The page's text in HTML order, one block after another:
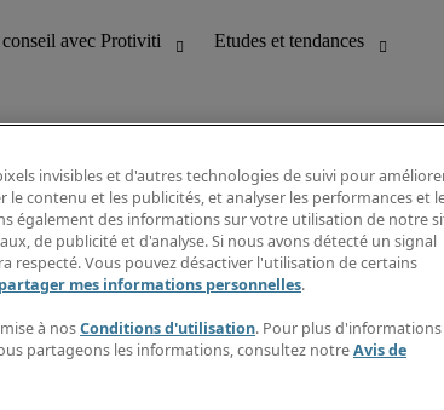
Etudes et tendances
Fiches métiers
Informations intérimaires
Centre d'information
invisibles et d'autres technologies de suivi pour
le contenu et les publicités, et analyser les performances et
également des informations sur votre utilisation de notre
de publicité et d'analyse. Si nous avons détecté un signal
respecté. Vous pouvez désactiver l'utilisation de certains
mes informations personnelles.
à nosConditions d'utilisation. Pour plus d'informations
partageons les informations, consultez notreAvis de